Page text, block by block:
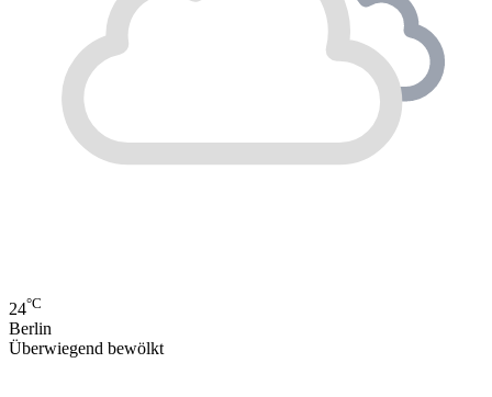
24°C
Berlin
Überwiegend bewölkt